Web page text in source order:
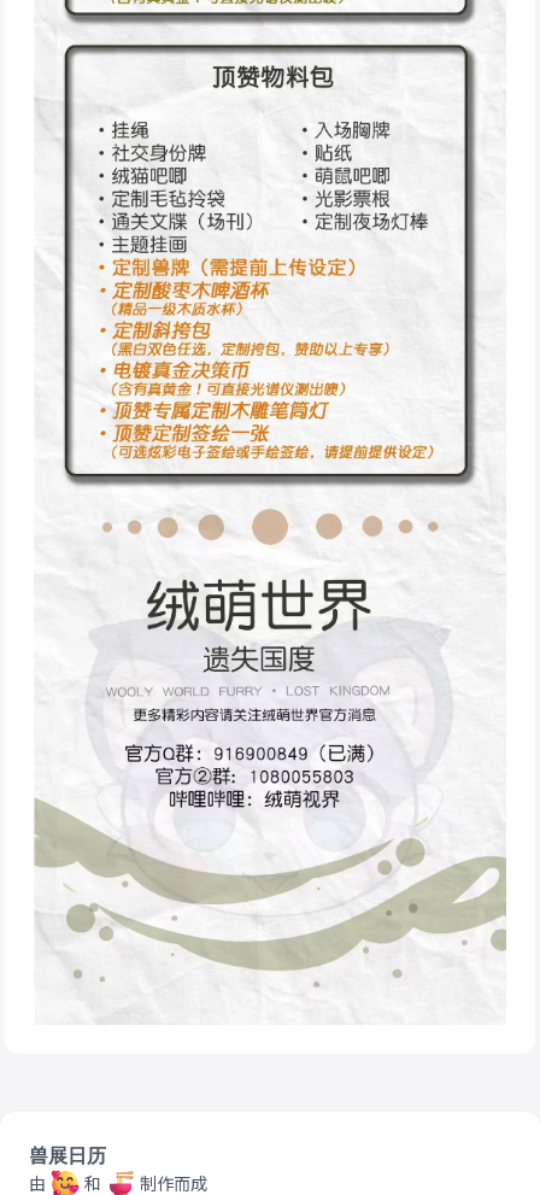
兽展日历
由 和 制作而成